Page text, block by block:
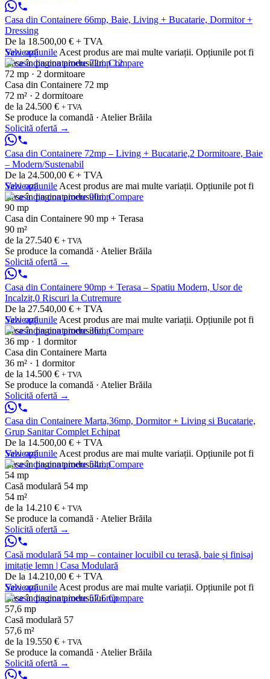
Casa din Containere 66mp, Baie, Living + Bucatarie, Dormitor +
Dressing
De la 18.500,00 € + TVA
Vezi opțiunile Acest produs are mai multe variații. Opțiunile pot fi
alese în pagina produsului.Compare
Salvează
72 mp · 2 dormitoare
Casa din Containere 72 mp
72 m² · 2 dormitoare
de la 24.500 € + TVA
Se produce la comandă · Atelier Brăila
Solicită ofertă →
Casa din Containere 72mp – Living + Bucatarie,2 Dormitoare, Baie
– Modern/Sustenabil
De la 24.500,00 € + TVA
Vezi opțiunile Acest produs are mai multe variații. Opțiunile pot fi
alese în pagina produsului.Compare
Salvează
90 mp
Casa din Containere 90 mp + Terasa
90 m²
de la 27.540 € + TVA
Se produce la comandă · Atelier Brăila
Solicită ofertă →
Casa din Containere 90mp + Terasa – Spatiu Modern, Usor de
Incalzit,0 Riscuri la Cutremure
De la 27.540,00 € + TVA
Vezi opțiunile Acest produs are mai multe variații. Opțiunile pot fi
alese în pagina produsului.Compare
Salvează
36 mp · 1 dormitor
Casa din Containere Marta
36 m² · 1 dormitor
de la 14.500 € + TVA
Se produce la comandă · Atelier Brăila
Solicită ofertă →
Casa din Containere Marta,36mp, Dormitor + Living si Bucatarie,
Grup Sanitar Complet Echipat
De la 14.500,00 € + TVA
Vezi opțiunile Acest produs are mai multe variații. Opțiunile pot fi
alese în pagina produsului.Compare
Salvează
54 mp
Casă modulară 54 mp
54 m²
de la 14.210 € + TVA
Se produce la comandă · Atelier Brăila
Solicită ofertă →
Casă modulară 54 mp – container locuibil cu terasă, baie și finisaj
imitație lemn | Casa Modulară
De la 14.210,00 € + TVA
Vezi opțiunile Acest produs are mai multe variații. Opțiunile pot fi
alese în pagina produsului.Compare
Salvează
57,6 mp
Casă modulară 57
57,6 m²
de la 19.550 € + TVA
Se produce la comandă · Atelier Brăila
Solicită ofertă →